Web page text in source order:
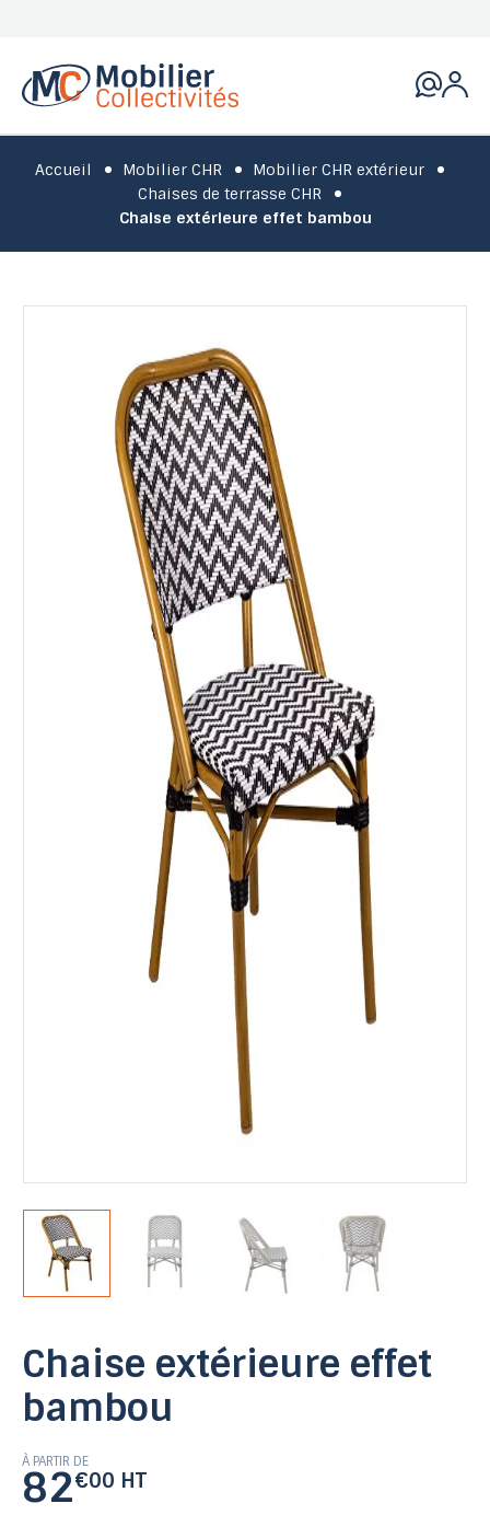
Accueil Mobilier CHR
Mobilier CHR extérieur
Chaises de terrasse CHR
Chaise extérieure effet bambou
Chaise extérieure effet
bambou
À PARTIR DE
82€00 HT